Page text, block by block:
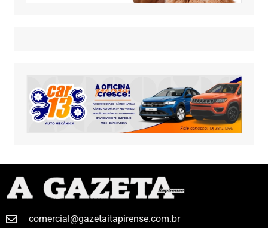
comercial@gazetaitapirense.com.br